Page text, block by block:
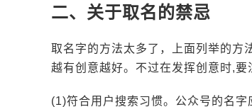
二、关于取名的禁忌
取名字的方法太多了，上面列举的方
越有创意越好。不过在发挥创意时,要
(1)符合用户搜索习惯。公众号的名